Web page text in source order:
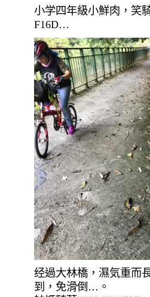
小学四年級小鮮肉，笑
F16D…
经過大林橋，濕気重而
到，免滑倒…。